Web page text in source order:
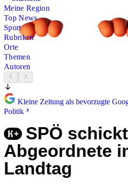
Meine Region
Top News
Sport
Rubriken
Orte
Themen
Autoren
Kleine Zeitung als bevorzugte
Politik
SPÖ
Abgeordnete
Landtag